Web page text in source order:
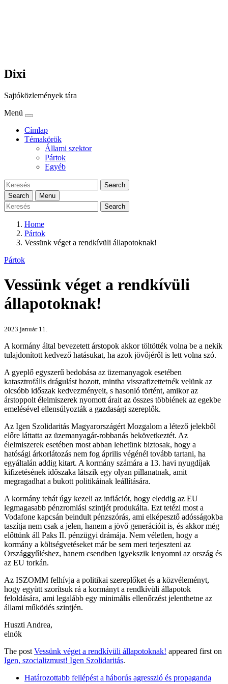
Dixi
Sajtóközlemények tára
Menü
Címlap
Témakörök
Állami szektor
Pártok
Egyéb
Search
Search
Menu
Search
Home
Pártok
Vessünk véget a rendkívüli állapotoknak!
Pártok
Vessünk véget a rendkívüli
állapotoknak!
2023 január 11.
A kormány által bevezetett árstopok akkor töltötték volna be a nekik
tulajdonított kedvező hatásukat, ha azok jövőjéről is lett volna szó.
A gyeplő egyszerű bedobása az üzemanyagok esetében
katasztrofális drágulást hozott, mintha visszafizettetnék velünk az
olcsóbb időszak kedvezményeit, s hasonló történt, amikor az
árstoppolt élelmiszerek nyomott árait az összes többiének az egekbe
emelésével ellensúlyozták a gazdasági szereplők.
Az Igen Szolidaritás Magyarországért Mozgalom a létező jelekből
előre láttatta az üzemanyagár-robbanás bekövetkeztét. Az
élelmiszerek esetében most abban lehetünk biztosak, hogy a
hatósági árkorlátozás nem fog április végénél tovább tartani, ha
egyáltalán addig kitart. A kormány számára a 13. havi nyugdíjak
kifizetésének időszaka látszik egy olyan pillanatnak, amit
megragadhat a bukott politikáinak leállítására.
A kormány tehát úgy kezeli az inflációt, hogy eleddig az EU
legmagasabb pénzromlási szintjét produkálta. Ezt tetézi most a
Vodafone kapcsán beindult pénzszórás, ami elképesztő adósságokba
taszítja nem csak a jelen, hanem a jövő generációit is, és akkor még
előttünk áll Paks II. pénzügyi drámája. Nem véletlen, hogy a
kormány a költségvetéseket már be sem meri terjeszteni az
Országgyűléshez, hanem csendben igyekszik lenyomni az ország és
az EU torkán.
Az ISZOMM felhívja a politikai szereplőket és a közvéleményt,
hogy együtt szorítsuk rá a kormányt a rendkívüli állapotok
feloldására, ami legalább egy minimális ellenőrzést jelenthetne az
állami működés szintjén.
Huszti Andrea,
elnök
The post Vessünk véget a rendkívüli állapotoknak! appeared first on
Igen, szocializmust! Igen Szolidaritás.
Határozottabb fellépést a háborús agresszió és propaganda